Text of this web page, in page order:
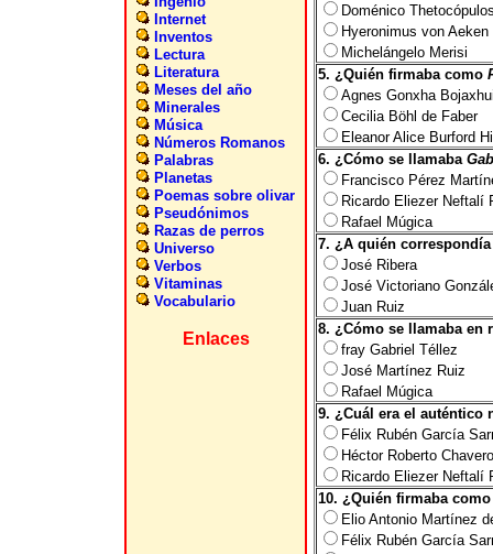
Internet
Inventos
Lectura
Literatura
Meses del año
Minerales
Música
Números Romanos
Palabras
Planetas
Poemas sobre olivar
Pseudónimos
Razas de perros
Universo
Verbos
Vitaminas
Vocabulario
Enlaces
Doménico
Hyeronimus von Aeken
Michelángelo Merisi
5. ¿Quién firmaba como
Agnes Gonxha
Cecilia Böhl de Faber
Eleanor Alice Burford
6. ¿Cómo se llamaba
Francisco Pérez
Ricardo Eliezer Neftalí
Rafael Múgica
7. ¿A quién
José Ribera
José Victoriano
Juan Ruiz
8. ¿Cómo se llamaba en
fray Gabriel Téllez
José Martínez Ruiz
Rafael Múgica
9. ¿Cuál era el auténtico
Félix Rubén García
Héctor Roberto Chavero
Ricardo Eliezer Neftalí
10. ¿Quién firmaba
Elio Antonio Martínez
Félix Rubén García